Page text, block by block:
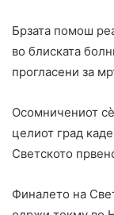
Брзата помош
во блиската
прогласени за
Осомничениот
целиот град
Светското
Финалето на